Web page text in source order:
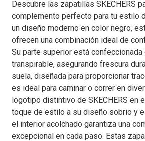
Descubre las zapatillas SKECHERS
complemento perfecto para tu estilo
un diseño moderno en color negro,
ofrecen una combinación ideal de
Su parte superior está confeccionada
transpirable, asegurando frescura
suela, diseñada para proporcionar
es ideal para caminar o correr en
logotipo distintivo de SKECHERS en
toque de estilo a su diseño sobrio y
el interior acolchado garantiza una
excepcional en cada paso. Estas